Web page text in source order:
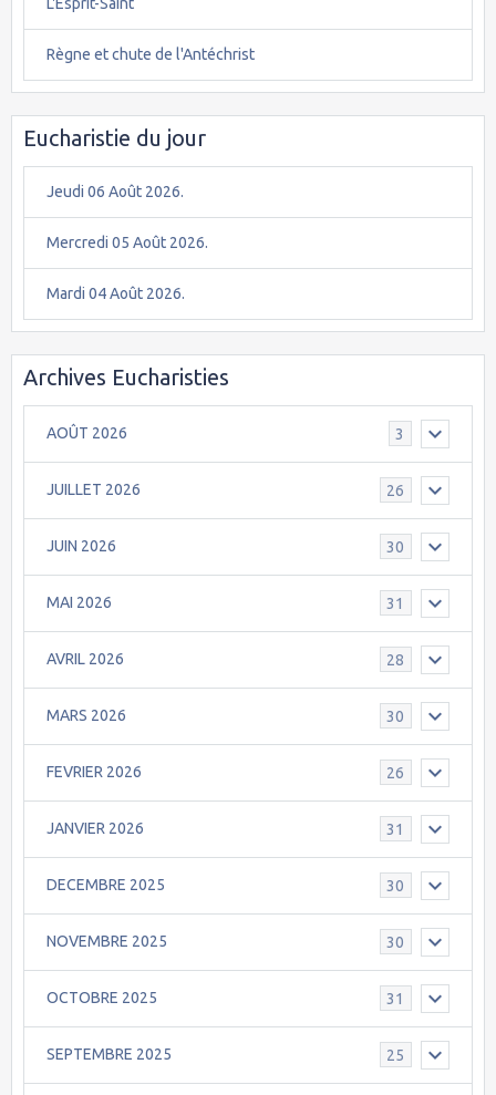
Règne et chute de l'Antéchrist
Eucharistie du jour
Jeudi 06 Août 2026.
Mercredi 05 Août 2026.
Mardi 04 Août 2026.
Archives Eucharisties
AOÛT 2026 3
JUILLET 2026 26
JUIN 2026 30
MAI 2026 31
AVRIL 2026 28
MARS 2026 30
FEVRIER 2026 26
JANVIER 2026 31
DECEMBRE 2025 30
NOVEMBRE 2025 30
OCTOBRE 2025 31
SEPTEMBRE 2025 25